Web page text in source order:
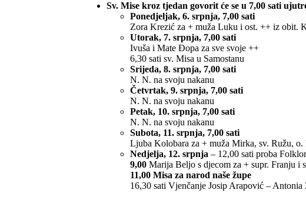
Sv. Mise kroz tjedan govorit će se u 7,00 sati
Ponedjeljak, 6. srpnja, 7,00 sati
Zora Krezić za + muža Luku i ost. ++ iz obit.
Utorak, 7. srpnja, 7,00 sati
Ivuša i Mate Đopa za sve svoje ++
6,30 sati sv. Misa u Samostanu
Srijeda, 8. srpnja, 7,00 sati
N. N. na svoju nakanu
Četvrtak, 9. srpnja, 7,00 sati
N. N. na svoju nakanu
Petak, 10. srpnja, 7,00 sati
N. N. na svoju nakanu
Subota, 11. srpnja, 7,00 sati
Ljuba Kolobara za + muža Mirka, sv. Ružu,
Nedjelja, 12. srpnja– 12,00 sati proba
9,00Marija Beljo s djecom za + supr. Franju i
11,00 Misa za narod naše župe
16,30 sati Vjenčanje Josip Arapović – Antonia